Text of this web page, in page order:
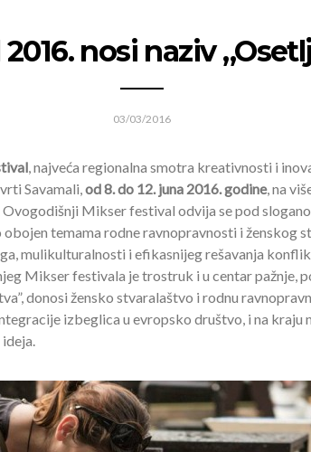
nosi naziv
03/03/2016
, najveća regionalna smotra kreativnosti i
Savamali,od 8. do 12. juna 2016. godine, na
Ovogodišnji Mikser festival odvija se pod
obojen temama rodne ravnopravnosti i ženskog
mulikulturalnosti i efikasnijeg rešavanja
Mikser festivala je trostruk i u centar pažnje,
donosi žensko stvaralaštvo i rodnu
izbeglica u evropsko društvo, i na kraju